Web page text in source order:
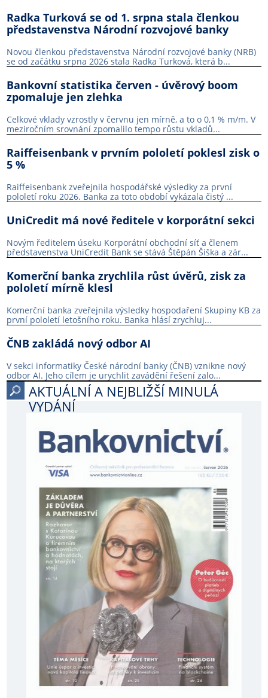
AKTUÁLNÍ A NEJBLIŽŠÍ MINULÁ
VYDÁNÍ
Radka Turková se od 1. srpna stala členkou
představenstva Národní rozvojové banky
Novou členkou představenstva Národní rozvojové banky (NRB)
se od začátku srpna 2026 stala Radka Turková, která b...
Bankovní statistika červen - úvěrový boom
zpomaluje jen zlehka
Celkové vklady vzrostly v červnu jen mírně, a to o 0,1 % m/m. V
meziročním srovnání zpomalilo tempo růstu vkladů...
Raiffeisenbank v prvním pololetí poklesl zisk o
5 %
Raiffeisenbank zveřejnila hospodářské výsledky za první
pololetí roku 2026. Banka za toto období vykázala čistý ...
UniCredit má nové ředitele v korporátní sekci
Novým ředitelem úseku Korporátní obchodní síť a členem
představenstva UniCredit Bank se stává Štěpán Šiška a zár...
Komerční banka zrychlila růst úvěrů, zisk za
pololetí mírně klesl
Komerční banka zveřejnila výsledky hospodaření Skupiny KB za
první pololetí letošního roku. Banka hlásí zrychluj...
ČNB zakládá nový odbor AI
V sekci informatiky České národní banky (ČNB) vznikne nový
odbor AI. Jeho cílem je urychlit zavádění řešení zalo...